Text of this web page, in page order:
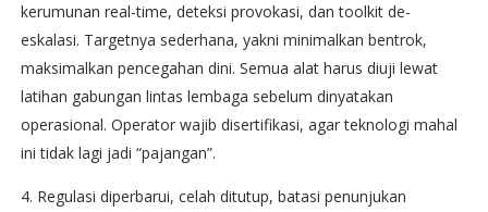
kerumunan real-time, deteksi provokasi, dan toolkit de-
eskalasi. Targetnya sederhana, yakni minimalkan bentrok,
maksimalkan pencegahan dini. Semua alat harus diuji lewat
latihan gabungan lintas lembaga sebelum dinyatakan
operasional. Operator wajib disertifikasi, agar teknologi mahal
ini tidak lagi jadi “pajangan”.
4. Regulasi diperbarui, celah ditutup, batasi penunjukan